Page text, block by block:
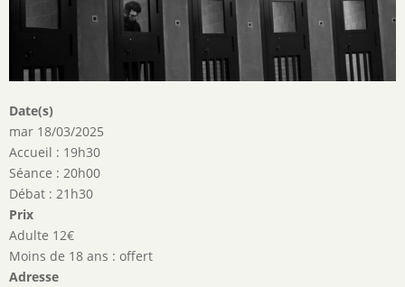
Date(s)
mar 18/03/2025
Accueil : 19h30
Séance : 20h00
Débat : 21h30
Prix
Adulte 12€
Moins de 18 ans : offert
Adresse